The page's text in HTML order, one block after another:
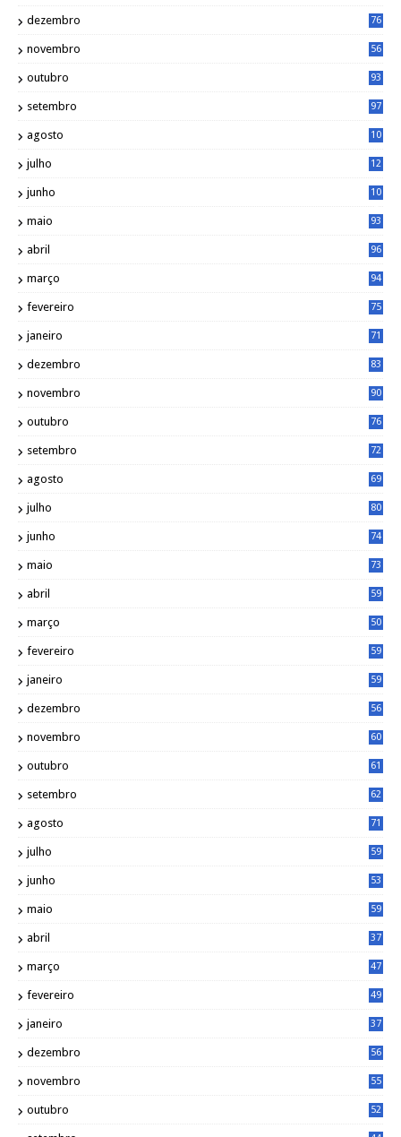
dezembro 76
novembro 56
outubro 93
setembro 97
agosto
10
julho
12
junho
10
maio 93
abril 96
março 94
fevereiro 75
janeiro 71
dezembro 83
novembro 90
outubro 76
setembro 72
agosto 69
julho 80
junho 74
maio 73
abril 59
março 50
fevereiro 59
janeiro 59
dezembro 56
novembro 60
outubro 61
setembro 62
agosto 71
julho 59
junho 53
maio 59
abril 37
março 47
fevereiro 49
janeiro 37
dezembro 56
novembro 55
outubro 52